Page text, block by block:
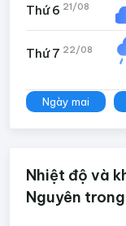
Thứ 6 21/08
Thứ 7 22/08
Ngày mai
Nhiệt độ và
Nguyên